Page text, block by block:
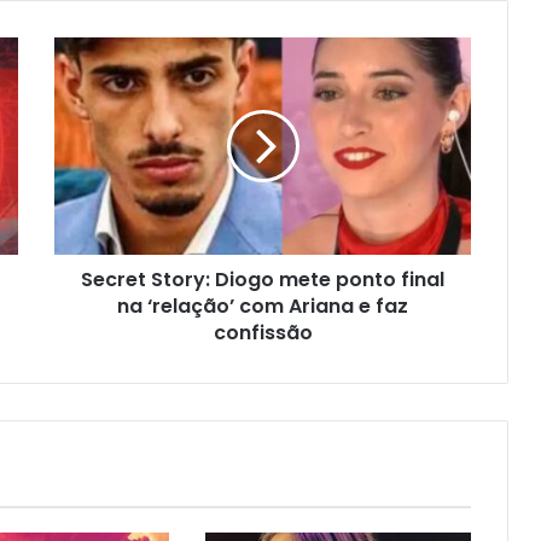
Secret Story: Diogo mete ponto final
na ‘relação’ com Ariana e faz
confissão